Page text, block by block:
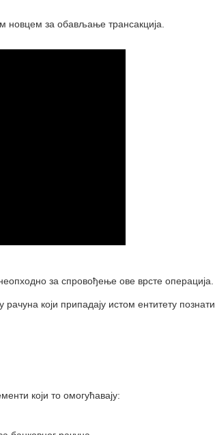
новцем за обављање трансакција.
за спровођење ове врсте операција.
који припадају истом ентитету познати
који то омогућавају: